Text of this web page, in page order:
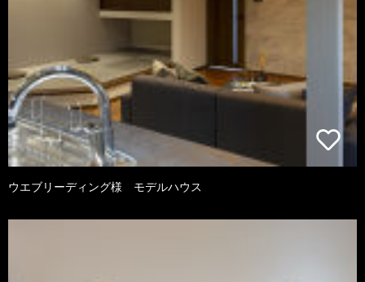
ウエブリーディング様 モデルハウス